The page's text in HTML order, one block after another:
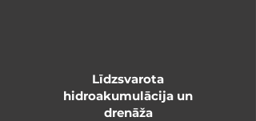
Līdzsvarota
hidroakumulācija un
drenāža